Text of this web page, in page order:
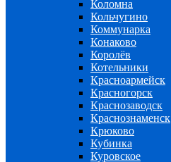
Коломна
Кольчугино
Коммунарка
Конаково
Королёв
Котельники
Красноармейск
Красногорск
Краснозаводск
Краснознаменск
Крюково
Кубинка
Куровское